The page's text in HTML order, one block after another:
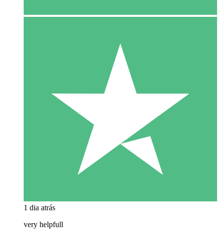
1 dia atrás
very helpfull